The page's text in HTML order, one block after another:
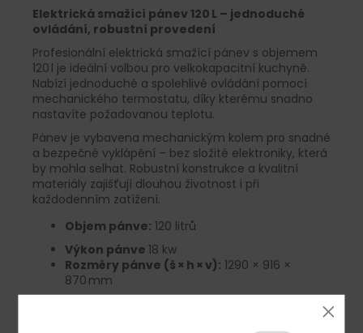
Elektrická smažící pánev 120 L – jednoduché
ovládání, robustní provedení
Profesionální elektrická smažící pánev s objemem
120 l je ideální volbou pro velkokapacitní kuchyně.
Nabízí jednoduché a spolehlivé ovládání pomocí
mechanického termostatu, díky kterému snadno
nastavíte požadovanou teplotu.
Pánev je vybavena mechanickým kolem pro snadné
a bezpečné vyklápění – bez složité elektroniky, která
by mohla selhat. Robustní konstrukce a kvalitní
materiály zajišťují dlouhou životnost i při
každodenním zatížení.
Objem pánve: 120 litrů
Výkon pánve 18 kw
Rozměry pánve (š × h × v): 1290 × 916 ×
870 mm